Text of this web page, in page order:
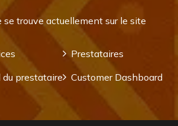
se trouve actuellement sur le site
Prestataires
du prestataire
Customer Dashboard